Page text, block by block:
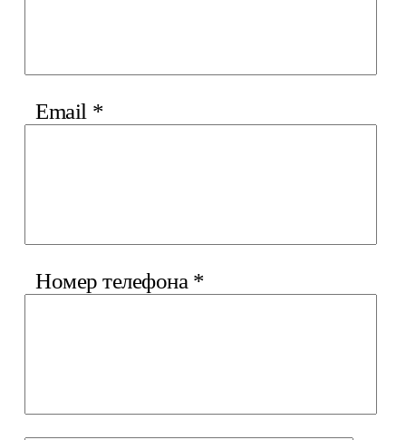
Email *
Номер телефона *